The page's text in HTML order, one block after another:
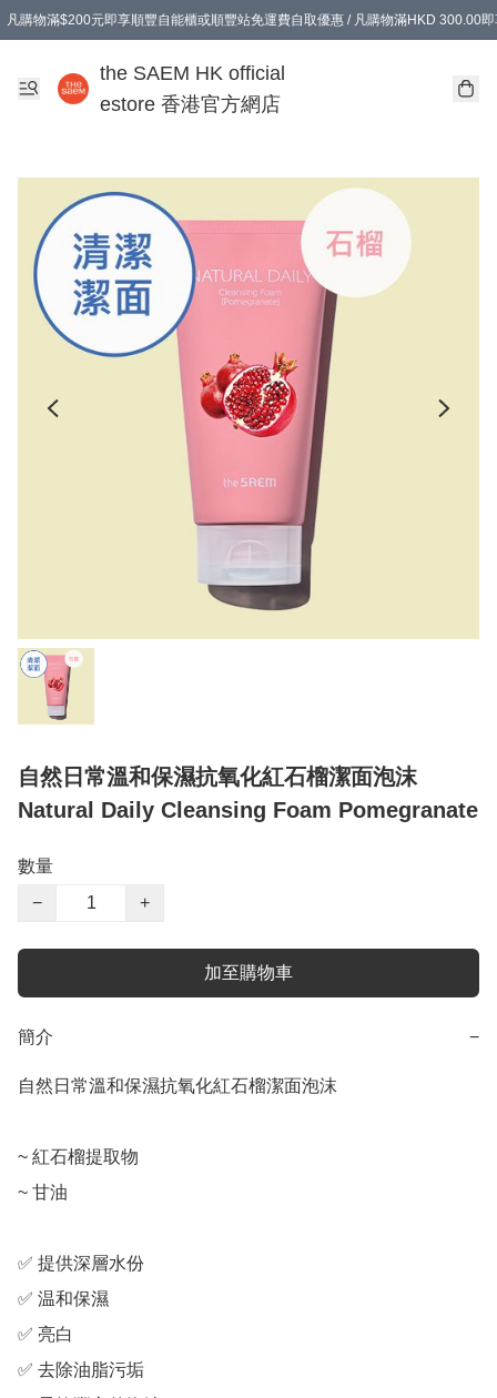
凡購物滿$200元即享順豐自能櫃或順豐站免運費自取優惠 / 凡購物滿HKD 300.00
the SAEM HK official
estore 香港官方網店
自然日常溫和保濕抗氧化紅石榴潔面泡沫
Natural Daily Cleansing Foam Pomegranate
數量
−
+
加至購物車
簡介 −
自然日常溫和保濕抗氧化紅石榴潔面泡沫
~ 紅石榴提取物
~ 甘油
✅ 提供深層水份
✅ 温和保濕
✅ 亮白
✅ 去除油脂污垢